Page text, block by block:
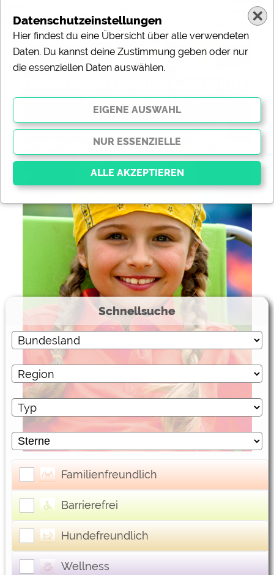
Deutschland!
„Camping in Deutschland“ ist das Internet-
Portal zum Thema Camping, Tourismus und
Freizeit.
Schnellsuche
Familienfreundlich
Barrierefrei
Hundefreundlich
Wellness
Datenschutzeinstellungen
Hier findest du eine Übersicht über alle verwendeten
Daten. Du kannst deine Zustimmung geben oder nur
die essenziellen Daten auswählen.
Essenziell
Essenzielle Cookies ermöglichen grundlegende
Funktionen und sind für die einwandfreie Funktion der
Website dringend erforderlich. Ohne diese Cookies
werden Teile der Websitenicht funktionieren.
Campingplätzen)
https://policies.google.com/privacy
Campingplatzvorschau (Vorschau
der Internetseiten von
Campingplätzen)
jeweiligen Anbieters
Google Maps (Kartensuche, Anfahrt
usw.)
https://policies.google.com/privacy
Google reCAPTCHA (Formulare) https://policies.google.com/privacy
Statistiken
Marketing
Google AdSense
https://policies.google.com/privacy
Google Remarketing
https://policies.google.com/privacy